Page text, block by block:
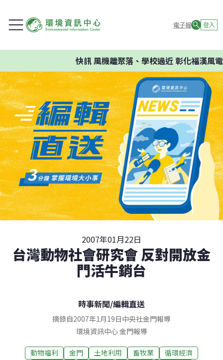
電子報 登入
快訊風機離聚落、學校過近 彰化福漢風電
2007年01月22日
台灣動物社會研究會 反對開放金
門活牛銷台
時事新聞/編輯直送
摘錄自2007年1月19日中央社金門報導
環境資訊中心金門報導
動物福利 金門 土地利用 畜牧業
循環經濟